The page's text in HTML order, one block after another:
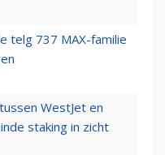
telg 737 MAX-familie
WestJet en
staking in zicht